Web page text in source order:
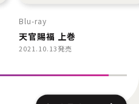
Blu-ray
天官賜福 上巻
2021.10.13発売